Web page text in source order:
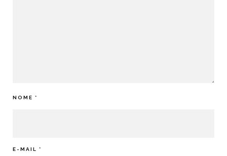
NOME *
E-MAIL *